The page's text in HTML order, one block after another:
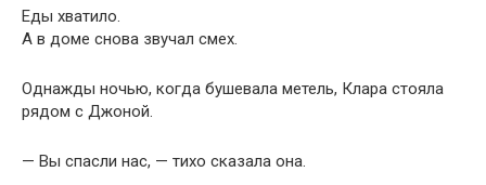
Еды хватило.
А в доме снова звучал смех.
Однажды ночью, когда бушевала метель, Клара стояла
рядом с Джоной.
— Вы спасли нас, — тихо сказала она.